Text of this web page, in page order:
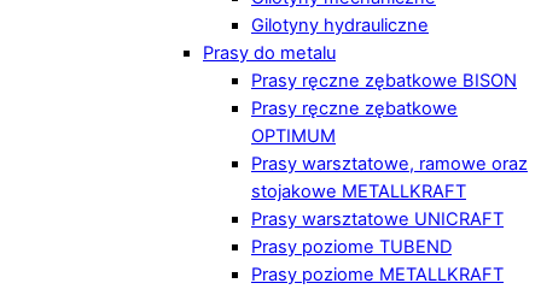
Gilotyny hydrauliczne
Prasy do metalu
Prasy ręczne zębatkowe BISON
Prasy ręczne zębatkowe
OPTIMUM
Prasy warsztatowe, ramowe oraz
stojakowe METALLKRAFT
Prasy warsztatowe UNICRAFT
Prasy poziome TUBEND
Prasy poziome METALLKRAFT